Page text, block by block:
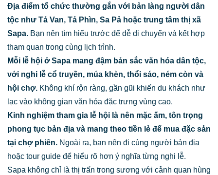
Địa điểm tổ chức thường gắn với bản làng người dân
tộc như Tả Van, Tả Phìn, Sa Pả hoặc trung tâm thị xã
Sapa. Bạn nên tìm hiểu trước để dễ di chuyển và kết hợp
tham quan trong cùng lịch trình.
Mỗi lễ hội ở Sapa mang đậm bản sắc văn hóa dân tộc,
với nghi lễ cổ truyền, múa khèn, thổi sáo, ném còn và
hội chợ. Không khí rộn ràng, gần gũi khiến du khách như
lạc vào không gian văn hóa đặc trưng vùng cao.
Kinh nghiệm tham gia lễ hội là nên mặc ấm, tôn trọng
phong tục bản địa và mang theo tiền lẻ để mua đặc sản
tại chợ phiên. Ngoài ra, bạn nên đi cùng người bản địa
hoặc tour guide để hiểu rõ hơn ý nghĩa từng nghi lễ.
Sapa không chỉ là thị trấn trong sương với cảnh quan hùng